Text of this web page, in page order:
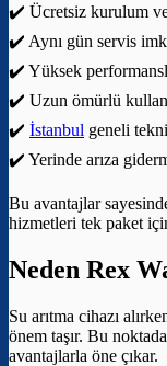
✔️ Ücretsiz kurulum
✔️ Aynı gün servis
✔️ Yüksek
✔️ Uzun ömürlü
✔️ İstanbul geneli
✔️ Yerinde arıza
Bu avantajlar
hizmetleri tek paket
Neden Rex
Su arıtma cihazı
önem taşır. Bu noktada
avantajlarla öne çıkar.